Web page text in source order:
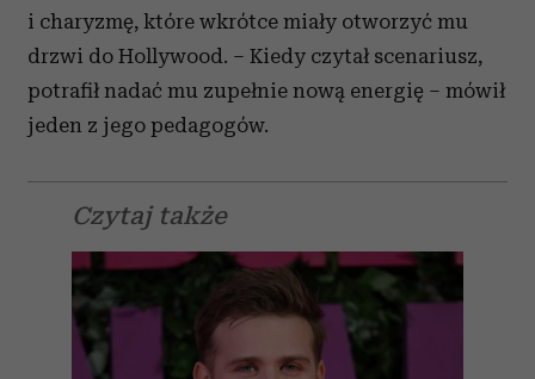
i charyzmę, które wkrótce miały otworzyć mu
drzwi do Hollywood. – Kiedy czytał scenariusz,
potrafił nadać mu zupełnie nową energię – mówił
jeden z jego pedagogów.
Czytaj także